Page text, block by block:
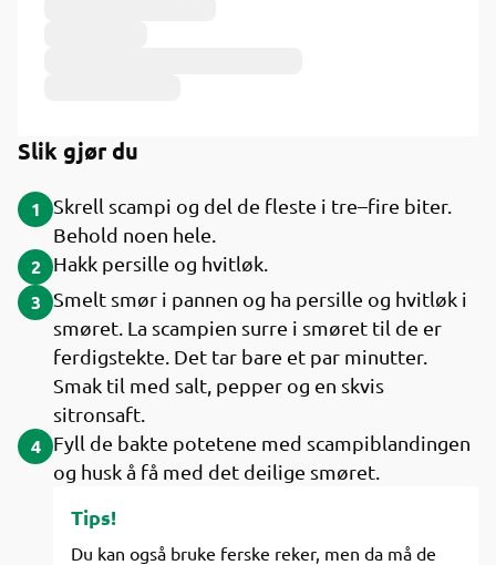
Slik gjør du
1
Skrell scampi og del de fleste i tre–fire biter.
Behold noen hele.
2 Hakk persille og hvitløk.
3
Smelt smør i pannen og ha persille og hvitløk i
smøret. La scampien surre i smøret til de er
ferdigstekte. Det tar bare et par minutter.
Smak til med salt, pepper og en skvis
sitronsaft.
4 Fyll de bakte potetene med scampiblandingen
og husk å få med det deilige smøret.
Tips!
Du kan også bruke ferske reker, men da må de